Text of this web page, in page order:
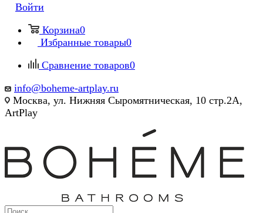
Войти
Корзина0
Избранные товары0
Сравнение товаров0
info@boheme-artplay.ru
Москва, ул. Нижняя Сыромятническая, 10 стр.2А,
ArtPlay